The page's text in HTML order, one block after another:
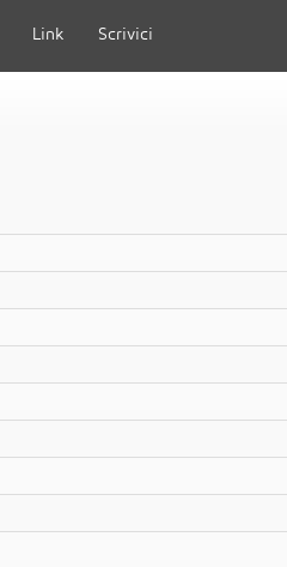
Link Scrivici